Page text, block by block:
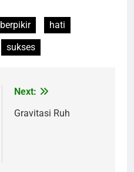
berpikir
hati
sukses
Next:
Gravitasi Ruh